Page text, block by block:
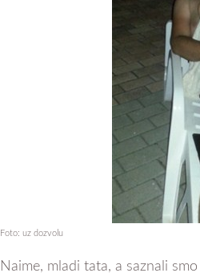
Foto: uz dozvolu
Naime, mladi tata, a saznali